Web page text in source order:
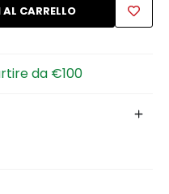
CARRELLO
da €100